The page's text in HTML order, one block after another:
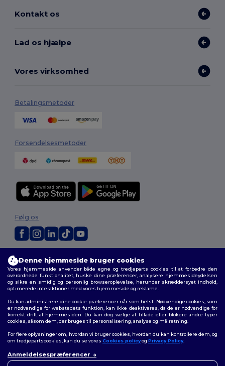
Kontakt os
Lad os hjælpe
Vores virksomhed
Betalingsmetoder
Forsendelsesmetoder
Vilkår og Betingelser
Tilpasset politik
cookies|Sitemap
Følg os
Denne hjemmeside bruger cookies
Vores hjemmeside anvender både egne og tredjeparts cookies til at forbedre den
overordnede funktionalitet, huske dine præferencer, analysere hjemmesideydelsen
og sikre en smidig og personlig browseroplevelse, herunder skræddersyet indhold,
optimerede interaktioner med vores hjemmeside og reklame.
Du kan administrere dine cookie-præferencer når som helst. Nødvendige cookies, som
er nødvendige for webstedets funktion, kan ikke deaktiveres, da de er nødvendige for
korrekt drift af hjemmesiden. Du kan dog vælge at tillade eller blokere andre typer
cookies, såsom dem, der bruges til personalisering, analyse og målretning.
For flere oplysninger om, hvordan vi bruger cookies, hvordan du kan kontrollere dem, og
om tredjepartscookies, kan du se vores Cookies policyog Privacy Policy.
Anmeldelsespræferencer